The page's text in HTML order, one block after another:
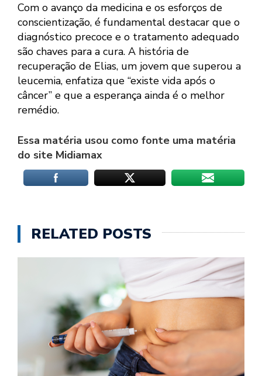
Com o avanço da medicina e os esforços de
conscientização, é fundamental destacar que o
diagnóstico precoce e o tratamento adequado
são chaves para a cura. A história de
recuperação de Elias, um jovem que superou a
leucemia, enfatiza que “existe vida após o
câncer” e que a esperança ainda é o melhor
remédio.
Essa matéria usou como fonte uma matéria
do site Midiamax
RELATED POSTS